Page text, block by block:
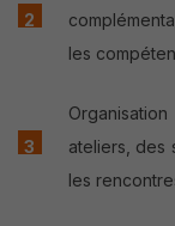
les
ateliers, des
les